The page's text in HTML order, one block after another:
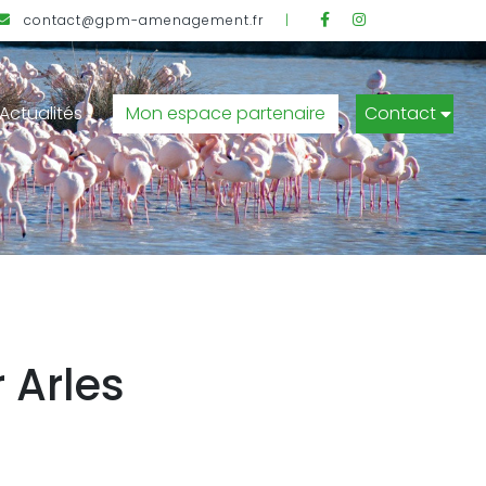
contact@gpm-amenagement.fr | FacebookInstagram
Actualités Mon espace partenaire Contact